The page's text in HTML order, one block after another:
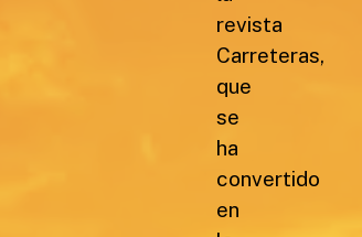
revista
Carreteras,
que
se
ha
convertido
en